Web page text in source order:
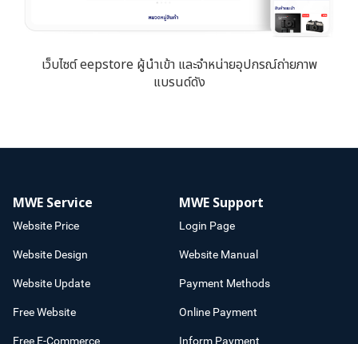
เว็บไซต์ eepstore ผู้นำเข้า และจำหน่ายอุปกรณ์ถ่ายภาพ
แบรนด์ดัง
MWE Service
Website Price
Website Design
Website Update
Free Website
Free E-Commerce
MWE Support
Login Page
Website Manual
Payment Methods
Online Payment
Inform Payment